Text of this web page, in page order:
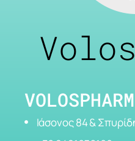
VOLOSPHARM
Ιάσονος 84 &